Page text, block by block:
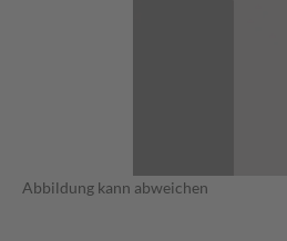
Abbildung kann abweichen